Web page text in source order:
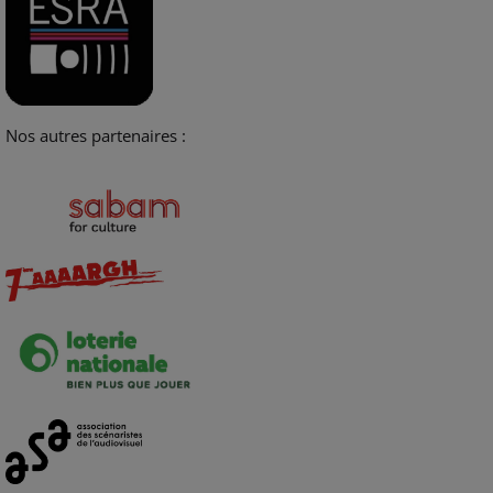
Nos autres partenaires :